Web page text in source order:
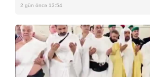
2 gün öncə 13:54